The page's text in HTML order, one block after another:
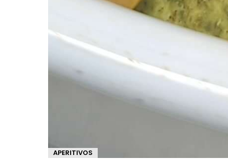
APERITIVOS